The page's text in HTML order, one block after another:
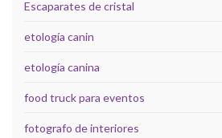
Escaparates de cristal
etología canin
etología canina
food truck para eventos
fotografo de interiores